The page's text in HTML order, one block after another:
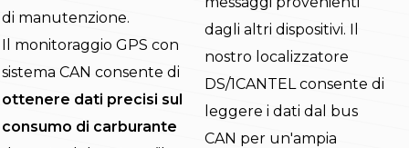
di manutenzione.
Il monitoraggio GPS con
sistema CAN consente di
ottenere dati precisi sul
consumo di carburante
dagli altri dispositivi. Il
nostro localizzatore
DS/1CANTEL consente di
leggere i dati dal bus
CAN per un'ampia